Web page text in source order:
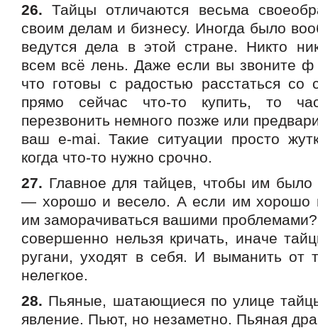
26. Тайцы отличаются весьма
своим делам и бизнесу. Иногда было
ведутся дела в этой стране. Никто
всем всё лень. Даже если вы звоните
что готовы с радостью расстаться со
прямо сейчас что-то купить, то
перезвонить немного позже или
ваш e-mai. Такие ситуации просто
когда что-то нужно срочно.
27. Главное для тайцев, чтобы им было
— хорошо и весело. А если им хорошо
им заморачиваться вашими
совершенно нельзя кричать, иначе
ругани, уходят в себя. И выманить от
нелегкое.
28. Пьяные, шатающиеся по улице
явление. Пьют, но незаметно. Пьяная